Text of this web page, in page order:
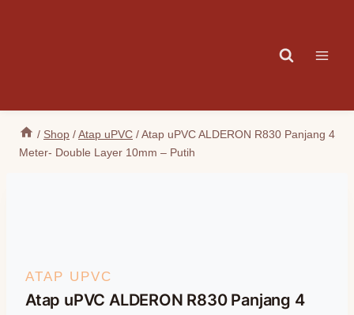
/ Shop /Atap uPVC /Atap uPVC ALDERON R830 Panjang 4
Meter- Double Layer 10mm – Putih
ATAP UPVC
Atap uPVC ALDERON R830 Panjang 4